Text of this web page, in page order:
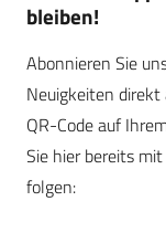
bleiben!
Abonnieren Sie
Neuigkeiten
QR-Code auf
Sie hier bereits
folgen: